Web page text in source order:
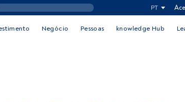
PT
Negócio Pessoas knowledge Hub